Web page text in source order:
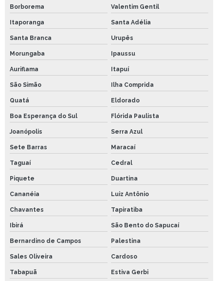
Borborema Valentim Gentil
Itaporanga Santa Adélia
Santa Branca Urupês
Morungaba Ipaussu
Auriflama Itapuí
São Simão Ilha Comprida
Quatá Eldorado
Boa Esperança do Sul Flórida Paulista
Joanópolis Serra Azul
Sete Barras Maracaí
Taguaí Cedral
Piquete Duartina
Cananéia Luiz Antônio
Chavantes Tapiratiba
Ibirá São Bento do Sapucaí
Bernardino de Campos Palestina
Sales Oliveira Cardoso
Tabapuã Estiva Gerbi